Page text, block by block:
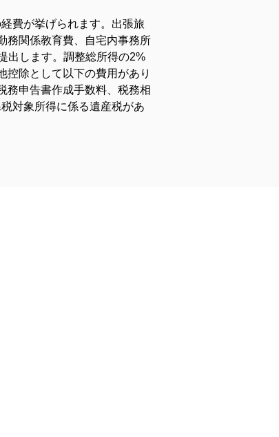
費が挙げられます。出張旅
務関係教育費、自宅内事務所
出します。調整総所得の2%
控除として以下の費用があり
務申告書作成手数料、税務相
対象所得に係る遺産税があ